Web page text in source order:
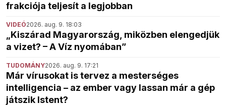
frakciója teljesít a legjobban
VIDEÓ2026. aug. 9. 18:03
„Kiszárad Magyarország, miközben elengedjük
a vizet? – A Víz nyomában”
TUDOMÁNY2026. aug. 9. 17:21
Már vírusokat is tervez a mesterséges
intelligencia – az ember vagy lassan már a gép
játszik Istent?